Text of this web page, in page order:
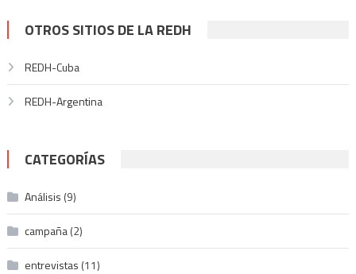
OTROS SITIOS DE LA REDH
REDH-Cuba
REDH-Argentina
CATEGORÍAS
Análisis (9)
campaña(2)
entrevistas (11)